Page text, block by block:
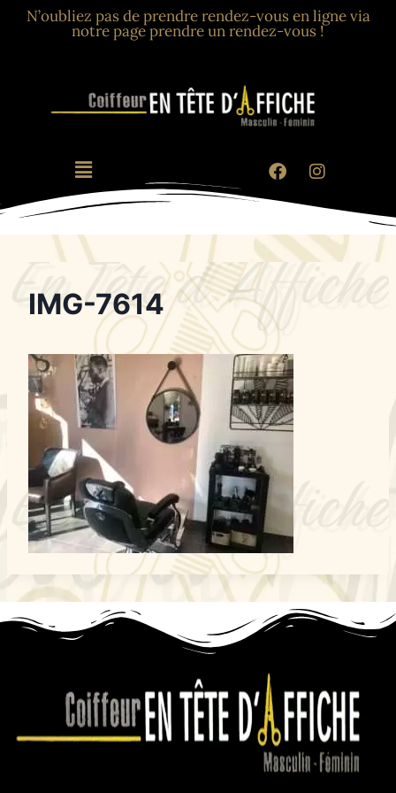
N’oubliez pas de prendre rendez-vous en ligne via
notre page prendre un rendez-vous !
IMG-7614